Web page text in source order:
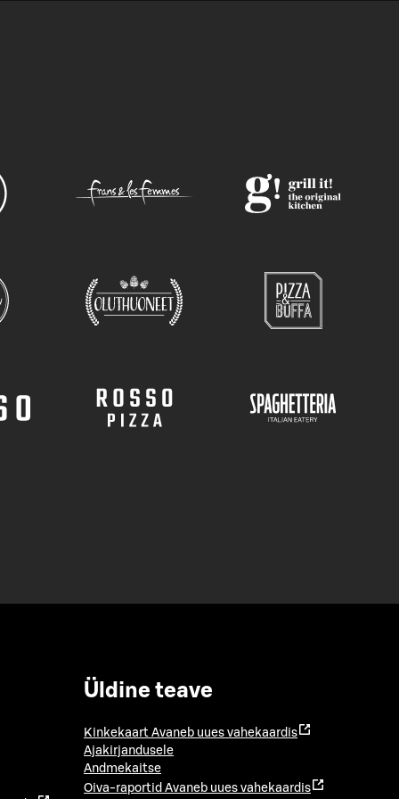
Üldine teave
Kinkekaart Avaneb uues vahekaardis
Ajakirjandusele
Andmekaitse
Oiva-raportid Avaneb uues vahekaardis